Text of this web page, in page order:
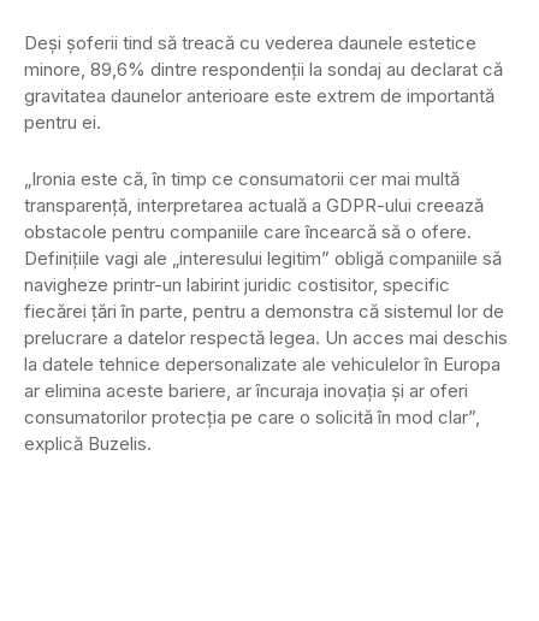
Deși șoferii tind să treacă cu vederea daunele estetice
minore, 89,6% dintre respondenții la sondaj au declarat că
gravitatea daunelor anterioare este extrem de importantă
pentru ei.
„Ironia este că, în timp ce consumatorii cer mai multă
transparență, interpretarea actuală a GDPR-ului creează
obstacole pentru companiile care încearcă să o ofere.
Definițiile vagi ale „interesului legitim” obligă companiile să
navigheze printr-un labirint juridic costisitor, specific
fiecărei țări în parte, pentru a demonstra că sistemul lor de
prelucrare a datelor respectă legea. Un acces mai deschis
la datele tehnice depersonalizate ale vehiculelor în Europa
ar elimina aceste bariere, ar încuraja inovația și ar oferi
consumatorilor protecția pe care o solicită în mod clar”,
explică Buzelis.